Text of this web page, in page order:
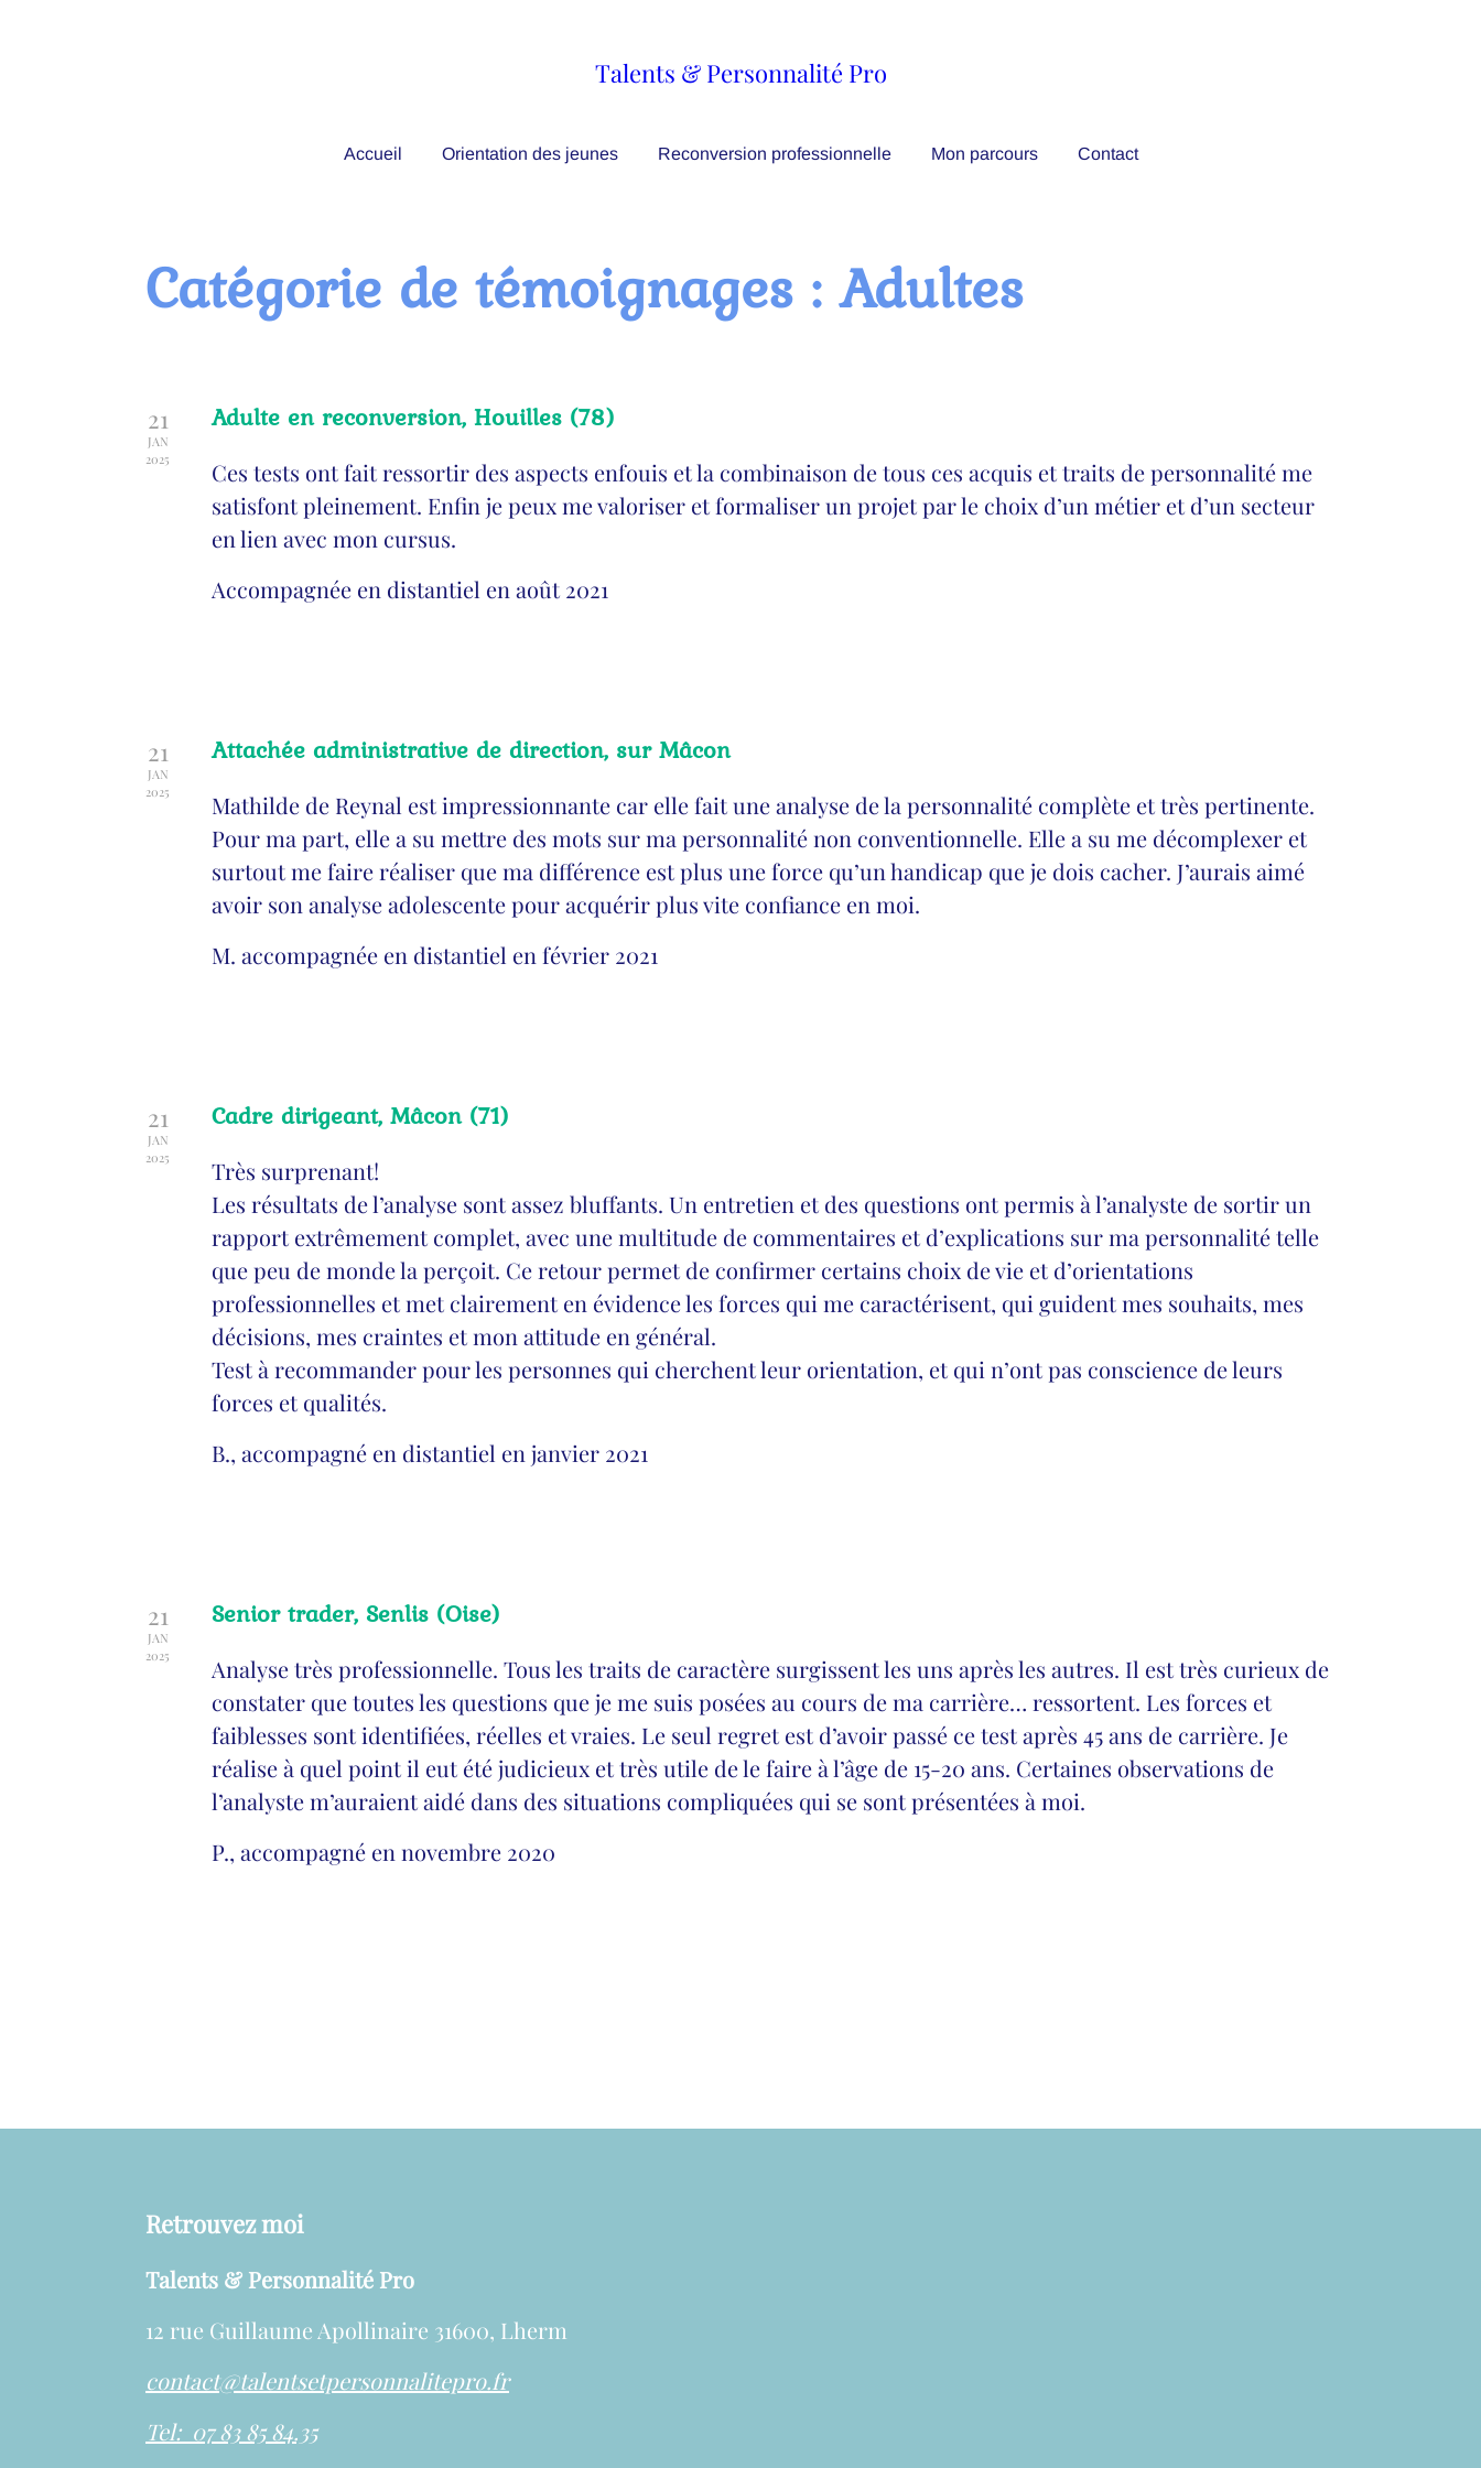
Talents & Personnalité Pro
Accueil Orientation des jeunes Reconversion professionnelle Mon parcours Contact
Catégorie de témoignages :Adultes
21
JAN
2025
Adulte en reconversion, Houilles (78)
Ces tests ont fait ressortir des aspects enfouis et la combinaison de tous ces acquis et traits de personnalité me
satisfont pleinement. Enfin je peux me valoriser et formaliser un projet par le choix d’un métier et d’un secteur
en lien avec mon cursus.
Accompagnée en distantiel en août 2021
21
JAN
2025
Attachée administrative de direction, sur Mâcon
Mathilde de Reynal est impressionnante car elle fait une analyse de la personnalité complète et très pertinente.
Pour ma part, elle a su mettre des mots sur ma personnalité non conventionnelle. Elle a su me décomplexer et
surtout me faire réaliser que ma différence est plus une force qu’un handicap que je dois cacher. J’aurais aimé
avoir son analyse adolescente pour acquérir plus vite confiance en moi.
M. accompagnée en distantiel en février 2021
21
JAN
2025
Cadre dirigeant, Mâcon (71)
Très surprenant!
Les résultats de l’analyse sont assez bluffants. Un entretien et des questions ont permis à l’analyste de sortir un
rapport extrêmement complet, avec une multitude de commentaires et d’explications sur ma personnalité telle
que peu de monde la perçoit. Ce retour permet de confirmer certains choix de vie et d’orientations
professionnelles et met clairement en évidence les forces qui me caractérisent, qui guident mes souhaits, mes
décisions, mes craintes et mon attitude en général.
Test à recommander pour les personnes qui cherchent leur orientation, et qui n’ont pas conscience de leurs
forces et qualités.
B., accompagné en distantiel en janvier 2021
21
JAN
2025
Senior trader, Senlis (Oise)
Analyse très professionnelle. Tous les traits de caractère surgissent les uns après les autres. Il est très curieux de
constater que toutes les questions que je me suis posées au cours de ma carrière… ressortent. Les forces et
faiblesses sont identifiées, réelles et vraies. Le seul regret est d’avoir passé ce test après 45 ans de carrière. Je
réalise à quel point il eut été judicieux et très utile de le faire à l’âge de 15-20 ans. Certaines observations de
l’analyste m’auraient aidé dans des situations compliquées qui se sont présentées à moi.
P., accompagné en novembre 2020
Retrouvez moi
Talents & Personnalité Pro
12 rue Guillaume Apollinaire 31600, Lherm
contact@talentsetpersonnalitepro.fr
Tel: 07 83 85 84.35